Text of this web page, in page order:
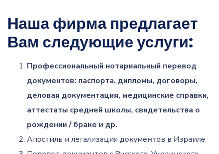
Наша фирма предлагает
Вам следующие услуги:
Профессиональный нотариальный перевод
документов: паспорта, дипломы, договоры,
деловая документация, медицинские справки,
аттестаты средней школы, свидетельства о
рождении / браке и др.
Апостиль и легализация документов в Израиле